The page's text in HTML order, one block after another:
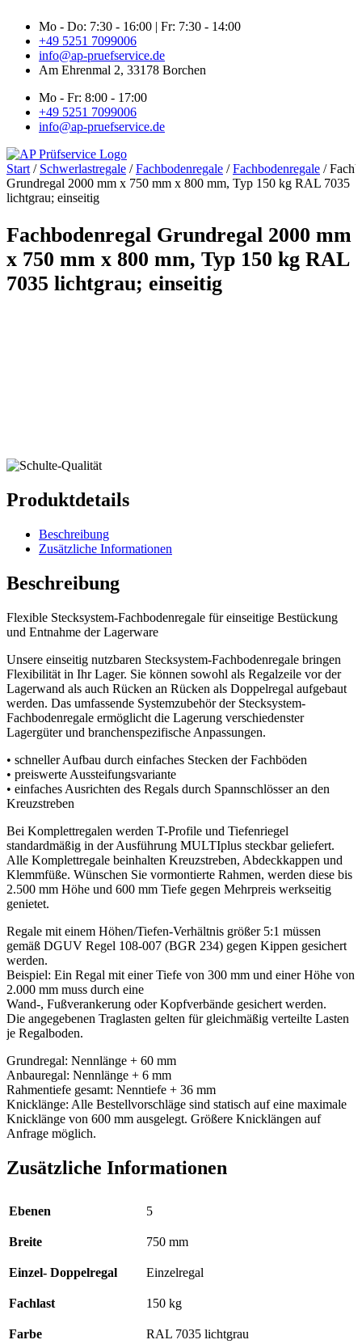
Inhalt
springen
Mo - Do: 7:30 - 16:00 | Fr: 7:30 - 14:00
+49 5251 7099006
info@ap-pruefservice.de
Am Ehrenmal 2, 33178 Borchen
Mo - Fr: 8:00 - 17:00
+49 5251 7099006
info@ap-pruefservice.de
Start / Schwerlastregale /Fachbodenregale /Fachbodenregale /
Grundregal 2000 mm x 750 mm x 800 mm, Typ 150 kg RAL 7035
lichtgrau; einseitig
Fachbodenregal Grundregal 2000 mm
x 750 mm x 800 mm, Typ 150 kg RAL
7035 lichtgrau; einseitig
Produktdetails
Beschreibung
Zusätzliche Informationen
Beschreibung
Flexible Stecksystem-Fachbodenregale für einseitige Bestückung
und Entnahme der Lagerware
Unsere einseitig nutzbaren Stecksystem-Fachbodenregale bringen
Flexibilität in Ihr Lager. Sie können sowohl als Regalzeile vor der
Lagerwand als auch Rücken an Rücken als Doppelregal aufgebaut
werden. Das umfassende Systemzubehör der Stecksystem-
Fachbodenregale ermöglicht die Lagerung verschiedenster
Lagergüter und branchenspezifische Anpassungen.
• schneller Aufbau durch einfaches Stecken der Fachböden
• preiswerte Aussteifungsvariante
• einfaches Ausrichten des Regals durch Spannschlösser an den
Kreuzstreben
Bei Komplettregalen werden T-Profile und Tiefenriegel
standardmäßig in der Ausführung MULTIplus steckbar geliefert.
Alle Komplettregale beinhalten Kreuzstreben, Abdeckkappen und
Klemmfüße. Wünschen Sie vormontierte Rahmen, werden diese bis
2.500 mm Höhe und 600 mm Tiefe gegen Mehrpreis werkseitig
genietet.
Regale mit einem Höhen/Tiefen-Verhältnis größer 5:1 müssen
gemäß DGUV Regel 108-007 (BGR 234) gegen Kippen gesichert
werden.
Beispiel: Ein Regal mit einer Tiefe von 300 mm und einer Höhe von
2.000 mm muss durch eine
Wand-, Fußverankerung oder Kopfverbände gesichert werden.
Die angegebenen Traglasten gelten für gleichmäßig verteilte Lasten
je Regalboden.
Grundregal: Nennlänge + 60 mm
Anbauregal: Nennlänge + 6 mm
Rahmentiefe gesamt: Nenntiefe + 36 mm
Knicklänge: Alle Bestellvorschläge sind statisch auf eine maximale
Knicklänge von 600 mm ausgelegt. Größere Knicklängen auf
Anfrage möglich.
Zusätzliche Informationen
Ebenen 5
Breite 750 mm
Einzel- Doppelregal Einzelregal
Fachlast 150 kg
Farbe RAL 7035 lichtgrau